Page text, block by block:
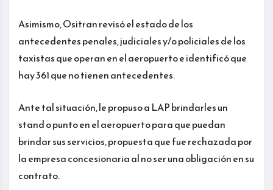
Asimismo, Ositran revisó el estado de los
antecedentes penales, judiciales y/o policiales de los
taxistas que operan en el aeropuerto e identificó que
hay 361 que no tienen antecedentes.
Ante tal situación, le propuso a LAP brindarles un
stand o punto en el aeropuerto para que puedan
brindar sus servicios, propuesta que fue rechazada por
la empresa concesionaria al no ser una obligación en su
contrato.